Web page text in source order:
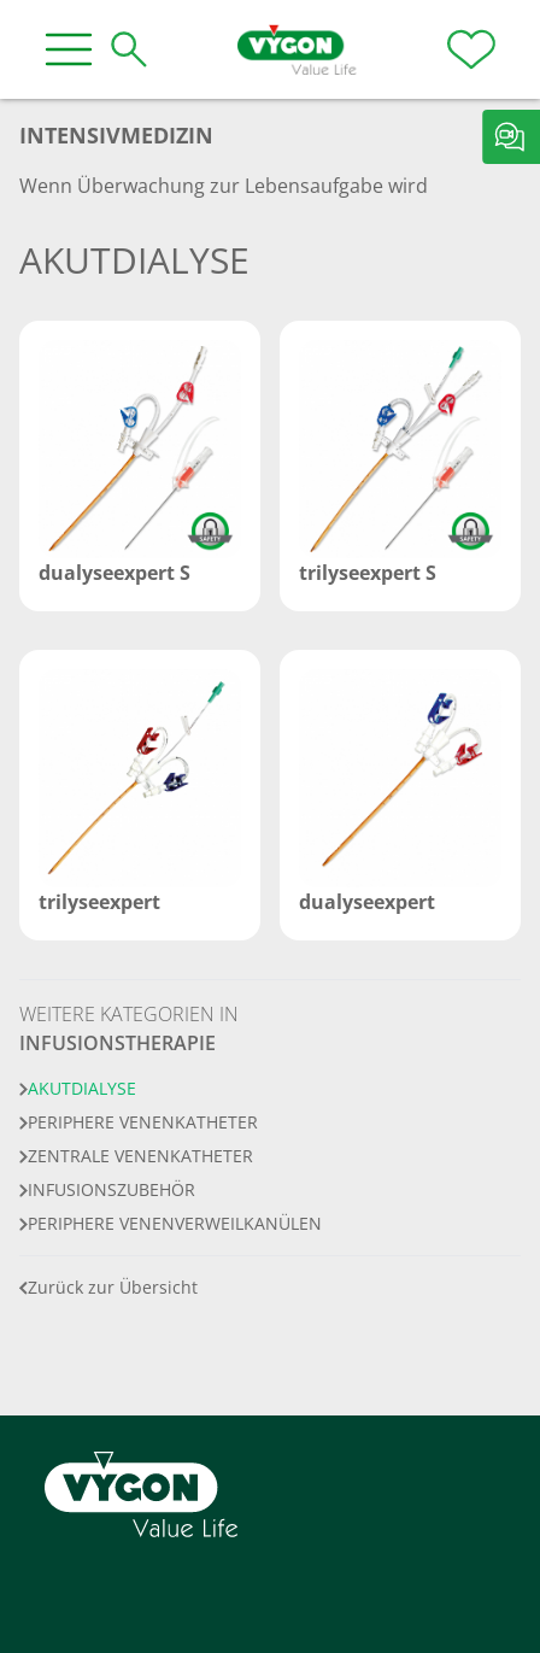
INTENSIVMEDIZIN
Wenn Überwachung zur Lebensaufgabe wird
AKUTDIALYSE
dualyseexpert S trilyseexpert S
trilyseexpert dualyseexpert
WEITERE KATEGORIEN IN
INFUSIONSTHERAPIE
AKUTDIALYSE
PERIPHERE VENENKATHETER
ZENTRALE VENENKATHETER
INFUSIONSZUBEHÖR
PERIPHERE VENENVERWEILKANÜLEN
Zurück zur Übersicht